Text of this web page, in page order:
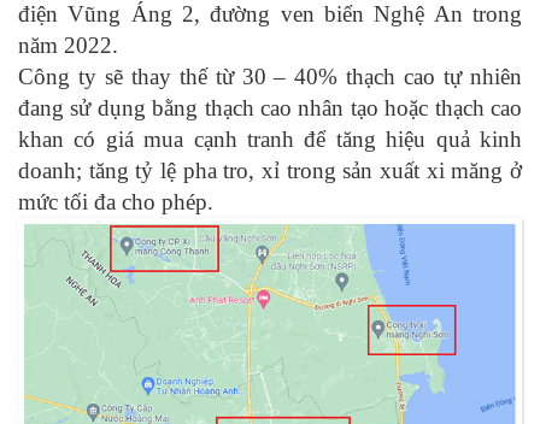
điện Vũng Áng 2, đường ven biển Nghệ An trong
năm 2022.
Công ty sẽ thay thế từ 30 – 40% thạch cao tự nhiên
đang sử dụng bằng thạch cao nhân tạo hoặc thạch cao
khan có giá mua cạnh tranh để tăng hiệu quả kinh
doanh; tăng tỷ lệ pha tro, xỉ trong sản xuất xi măng ở
mức tối đa cho phép.